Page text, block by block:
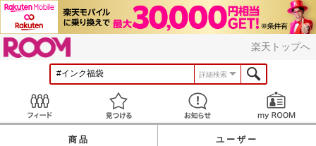
楽天トップへ
詳細検索
見つける お知らせ
商品 ユーザー